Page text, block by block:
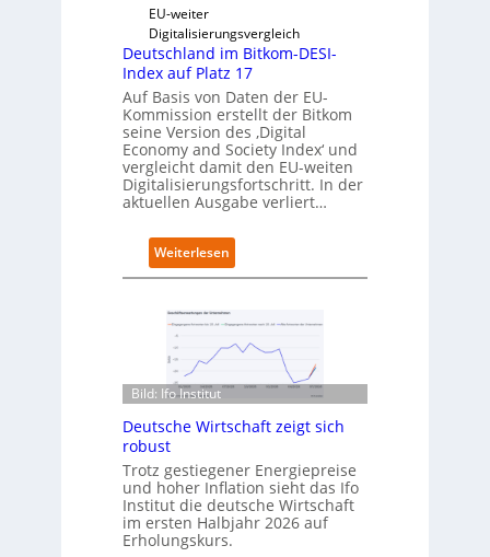
i
e
r
t
i
g
i
t
s
e
r
ö
f
f
e
t
n
u
e
C
a
m
s
EU-weiter
Digitalisierungsvergleich
Deutschland im Bitkom-DESI-
Index auf Platz 17
Auf Basis von Daten der EU-
Kommission erstellt der Bitkom
seine Version des ‚Digital
Economy and Society Index‘ und
vergleicht damit den EU-weiten
Digitalisierungsfortschritt. In der
aktuellen Ausgabe verliert…
Weiterlesen:
D
u
t
s
h
l
a
d
i
m
B
i
Bild: Ifo Institut
Deutsche Wirtschaft zeigt sich
robust
Trotz gestiegener Energiepreise
und hoher Inflation sieht das Ifo
Institut die deutsche Wirtschaft
im ersten Halbjahr 2026 auf
Erholungskurs.